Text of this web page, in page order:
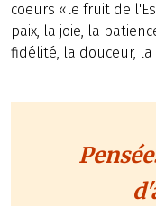
coeurs «le fruit de
paix, la joie, la
fidélité, la douceur, la